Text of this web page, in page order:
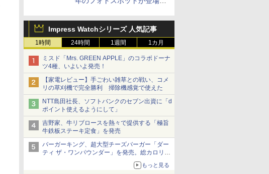
Impress Watchシリーズ 人気記事
1時間 24時間 1週間 1カ月
ミスド「Mrs. GREEN APPLE」のコラボドーナ
ツ4種、いよいよ発売！
【家電レビュー】手ごわい雑草との戦い、コメ
リの草刈機で完全勝利 掃除機感覚で使えた
NTT島田社長、ソフトバンクのセブン出資に「d
ポイント使えるようにして」
吉野家、牛リブロースを熱々で提供する「極旨
牛鉄板ステーキ定食」を発売
バーガーキング、超大型チーズバーガー「ダー
ティ ザ・ワンパウンダー」を発売。総カロリー
もっと見る